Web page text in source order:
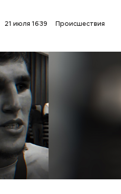
21 июля 16:39 Происшествия
возвращался домой с
дома на улице
бойца напал
из подъезда, выстрелил
и «Незаконный оборот
дела